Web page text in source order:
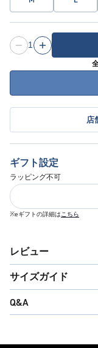
1
店
ギフト設定
ラッピング不可
※eギフトの詳細は こちら
レビュー
サイズガイド
Q&A